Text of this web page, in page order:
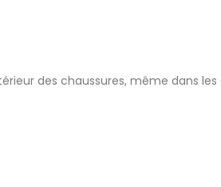
des chaussures, même dans les